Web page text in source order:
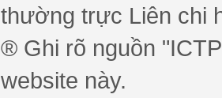
thường trực Liên chi
® Ghi rõ nguồn
website này.